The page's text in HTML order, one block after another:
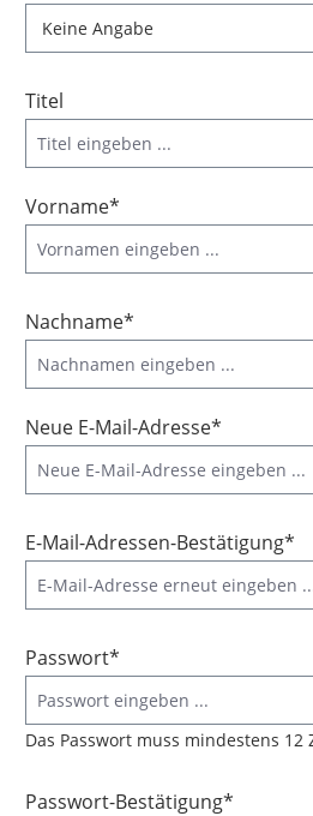
Titel
Vorname*
Nachname*
Neue E-Mail-Adresse*
E-Mail-Adressen-Bestätigung*
Passwort*
Das Passwort muss mindestens 12
Passwort-Bestätigung*